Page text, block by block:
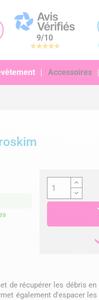
9/10
Accessoires
de récupérer les débris
également d'espacer